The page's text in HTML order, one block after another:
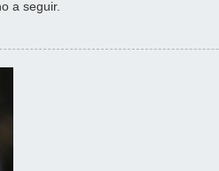
a seguir.